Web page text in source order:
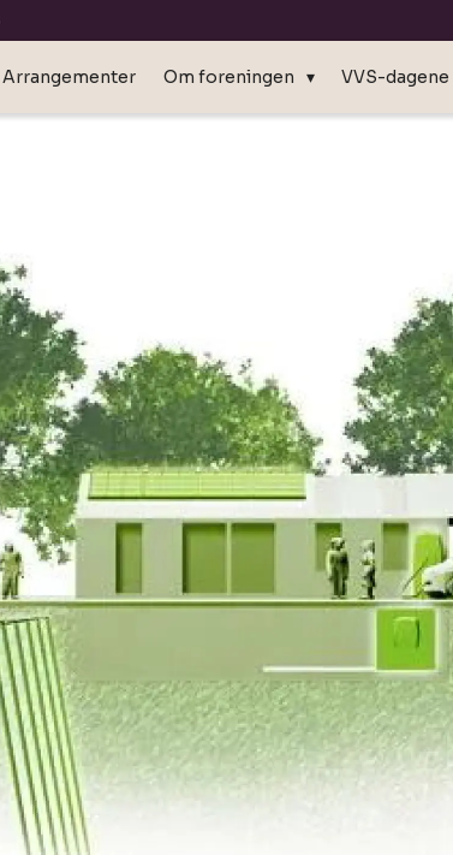
Arrangementer Om foreningen VVS-dagene